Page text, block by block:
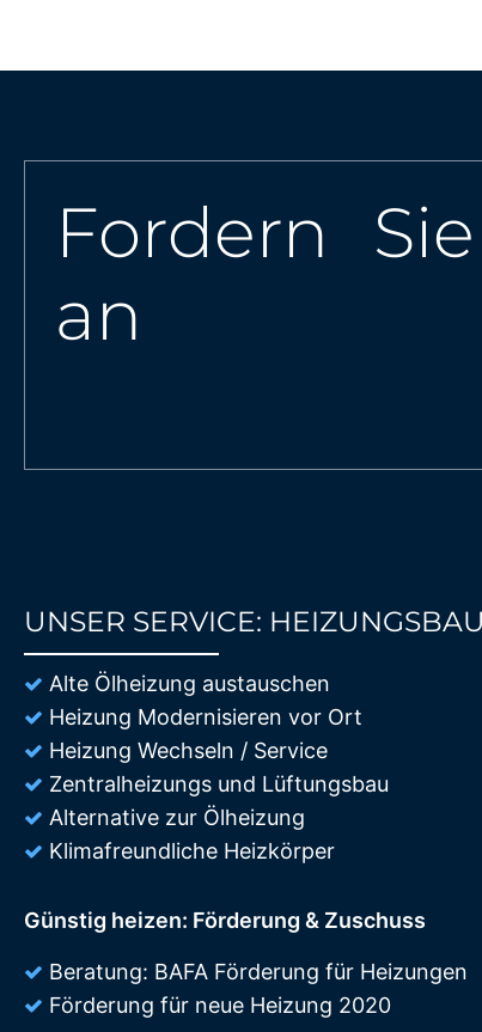
Fordern
an
UNSER SERVICE: HEIZUNGSBAU
Alte Ölheizung austauschen
Heizung Modernisieren vor Ort
Heizung Wechseln / Service
Zentralheizungs und Lüftungsbau
Alternative zur Ölheizung
Klimafreundliche Heizkörper
Günstig heizen: Förderung & Zuschuss
Beratung: BAFA Förderung für Heizungen
Förderung für neue Heizung 2020